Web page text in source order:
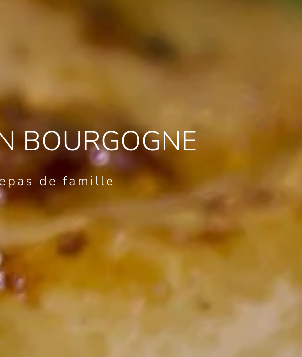
BOURGOGNE
de famille